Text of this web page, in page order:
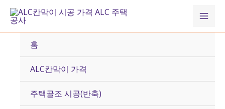
츠
홈
ALC칸막이 가격
주택골조 시공(반축)